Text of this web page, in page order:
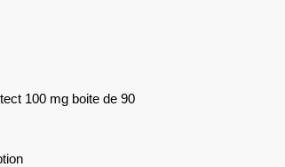
100 mg boite de 90